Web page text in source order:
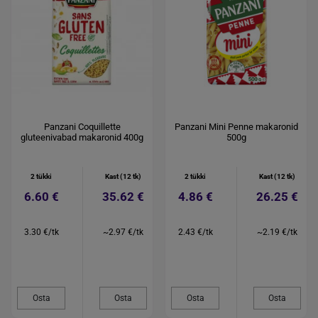
Panzani Coquillette
gluteenivabad makaronid 400g
2 tükki
6.60 €
3.30 €/tk
Osta
Kast (12 tk)
35.62 €
~2.97 €/tk
Osta
Panzani Mini Penne makaronid
500g
2 tükki
4.86 €
2.43 €/tk
Osta
Kast (12 tk)
26.25 €
~2.19 €/tk
Osta